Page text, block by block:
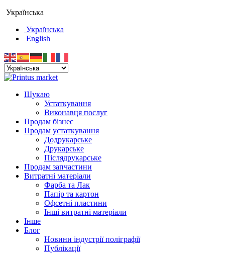
Українська
Українська
English
Шукаю
Устаткування
Виконавця послуг
Продам бізнес
Продам устаткування
Додрукарське
Друкарське
Післядрукарське
Продам запчастини
Витратні матеріали
Фарба та Лак
Папір та картон
Офсетні пластини
Інші витратні матеріали
Інше
Блог
Новини індустрії поліграфії
Публікації